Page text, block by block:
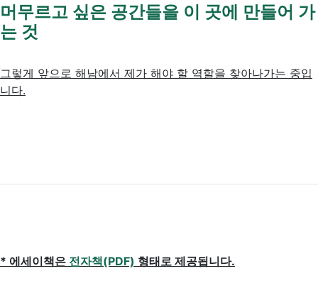
머무르고 싶은 공간들을 이 곳에 만들어 가
는 것
그렇게 앞으로 해남에서 제가 해야 할 역할을 찾아나가는 중입
니다.
* 에세이책은 전자책(PDF) 형태로 제공됩니다.